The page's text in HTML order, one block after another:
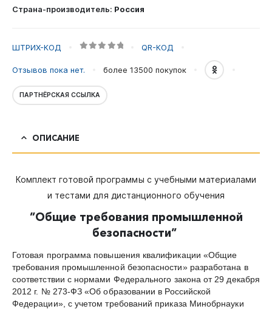
Страна-производитель: Россия
ШТРИХ-КОД QR-КОД
Отзывов пока нет. более 13500 покупок
ПАРТНЁРСКАЯ ССЫЛКА
ОПИСАНИЕ
Комплект готовой программы с учебными материалами
и тестами для дистанционного обучения
”Общие требования промышленной
безопасности”
Готовая программа повышения квалификации «Общие
требования промышленной безопасности» разработана в
соответствии с нормами Федерального закона от 29 декабря
2012 г. № 273-ФЗ «Об образовании в Российской
Федерации», с учетом требований приказа Минобрнауки